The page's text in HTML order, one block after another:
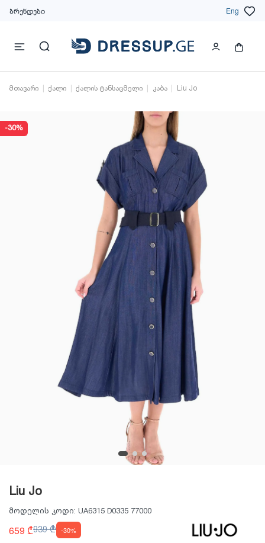
ბრენდები Eng
მთავარი ქალი ქალის ტანსაცმელი კაბა Liu Jo
-30%
Liu Jo
მოდელის კოდი: UA6315 D0335 77000
659 ₾939 ₾ -30%